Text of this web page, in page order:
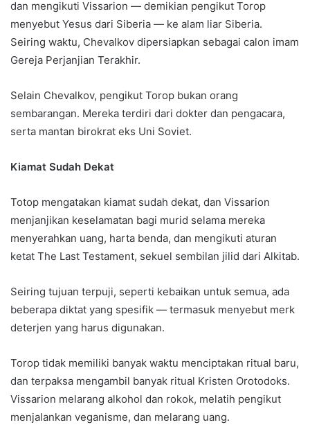
dan mengikuti Vissarion — demikian pengikut Torop
menyebut Yesus dari Siberia — ke alam liar Siberia.
Seiring waktu, Chevalkov dipersiapkan sebagai calon imam
Gereja Perjanjian Terakhir.
Selain Chevalkov, pengikut Torop bukan orang
sembarangan. Mereka terdiri dari dokter dan pengacara,
serta mantan birokrat eks Uni Soviet.
Kiamat Sudah Dekat
Totop mengatakan kiamat sudah dekat, dan Vissarion
menjanjikan keselamatan bagi murid selama mereka
menyerahkan uang, harta benda, dan mengikuti aturan
ketat The Last Testament, sekuel sembilan jilid dari Alkitab.
Seiring tujuan terpuji, seperti kebaikan untuk semua, ada
beberapa diktat yang spesifik — termasuk menyebut merk
deterjen yang harus digunakan.
Torop tidak memiliki banyak waktu menciptakan ritual baru,
dan terpaksa mengambil banyak ritual Kristen Orotodoks.
Vissarion melarang alkohol dan rokok, melatih pengikut
menjalankan veganisme, dan melarang uang.